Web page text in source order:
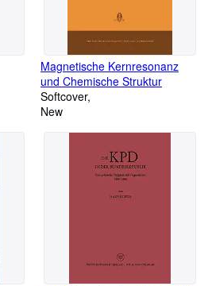
Magnetische Kernresonanz
und Chemische Struktur
Softcover
New